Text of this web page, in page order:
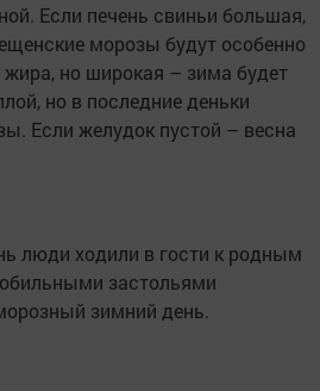
Если печень свиньи большая,
морозы будут особенно
но широкая – зима будет
но в последние деньки
Если желудок пустой – весна
люди ходили в гости к родным
застольями
зимний день.